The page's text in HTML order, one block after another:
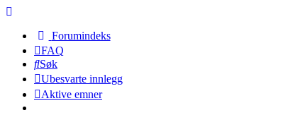
Forumindeks
FAQ
Søk
Ubesvarte innlegg
Aktive emner